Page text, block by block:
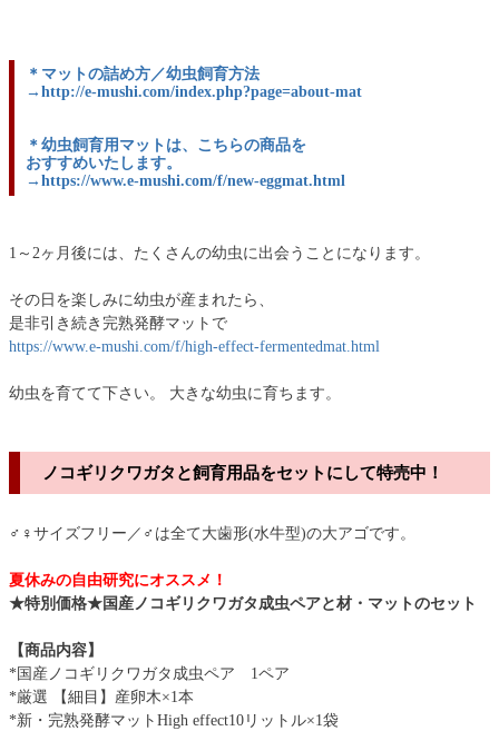
＊マットの詰め方／幼虫飼育方法
→http://e-mushi.com/index.php?page=about-mat
＊幼虫飼育用マットは、こちらの商品を
おすすめいたします。
→https://www.e-mushi.com/f/new-eggmat.html
1～2ヶ月後には、たくさんの幼虫に出会うことになります。
その日を楽しみに幼虫が産まれたら、
是非引き続き完熟発酵マットで
https://www.e-mushi.com/f/high-effect-fermentedmat.html
幼虫を育てて下さい。 大きな幼虫に育ちます。
ノコギリクワガタと飼育用品をセットにして特売中！
♂♀サイズフリー／♂は全て大歯形(水牛型)の大アゴです。
夏休みの自由研究にオススメ！
★特別価格★国産ノコギリクワガタ成虫ペアと材・マットのセット
【商品内容】
*国産ノコギリクワガタ成虫ペア 1ペア
*厳選 【細目】産卵木×1本
*新・完熟発酵マットHigh effect10リットル×1袋